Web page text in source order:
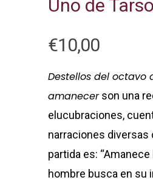
Uno de Tarso
€10,00
Destellos del octavo
amanecerson una
elucubraciones,
narraciones diversas
partida es: “Amanece
hombre busca en su